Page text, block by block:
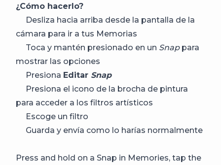
¿Cómo hacerlo?
Desliza hacia arriba desde la pantalla de la
cámara para ir a tus Memorias
Toca y mantén presionado en un Snappara
mostrar las opciones
Presiona Editar Snap
Presiona el icono de la brocha de pintura
para acceder a los filtros artísticos
Escoge un filtro
Guarda y envía como lo harías normalmente
Press and hold on a Snap in Memories, tap the